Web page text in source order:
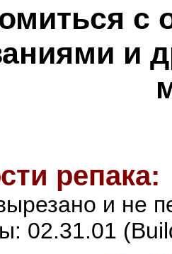
с
и
репака:
и не
02.31.01